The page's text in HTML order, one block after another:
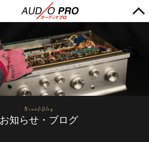
News&Blog
お知らせ・ブログ